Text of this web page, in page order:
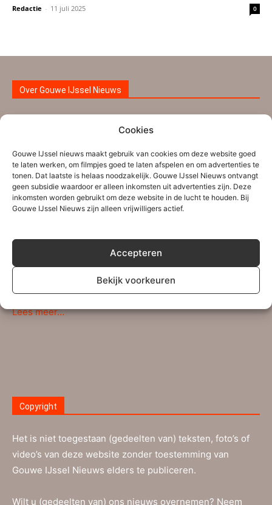
Cookies
Gouwe IJssel nieuws maakt gebruik van cookies om deze website goed
te laten werken, om filmpjes goed te laten afspelen en om advertenties te
tonen. Dat laatste is helaas noodzakelijk. Gouwe IJssel Nieuws ontvangt
geen subsidie waardoor er alleen inkomsten uit advertenties zijn. Deze
inkomsten worden gebruikt om deze website in de lucht te houden. Bij
Gouwe IJssel Nieuws zijn alleen vrijwilligers actief.
Accepteren
Bekijk voorkeuren
Redactie - 11 juli 2025 0
Over Gouwe IJssel Nieuws
ervaren nieuwsmakers uit de regio Zuidplas-
Waddinxveen aangevuld met nieuwe vrijwilligers. Ze
worden bijgestaan door verschillende tipgevers. Gouwe
IJssel Nieuws brengt informatie die voor de inwoners uit
Zuidplas, Waddinxveen en de nabije regio interessant is.
mededelingen kunnen verstuurd worden naar ons
redactie-adresinfo@gouweijsselnieuws.nl. Ook voor
ingezonden brieven kan dit e-mailadres gebruikt worden.
Lees meer…
Copyright
Het is niet toegestaan (gedeelten van) teksten, foto’s of
video’s van deze website zonder toestemming van
Gouwe IJssel Nieuws elders te publiceren.
Wilt u (gedeelten van) ons nieuws overnemen? Neem